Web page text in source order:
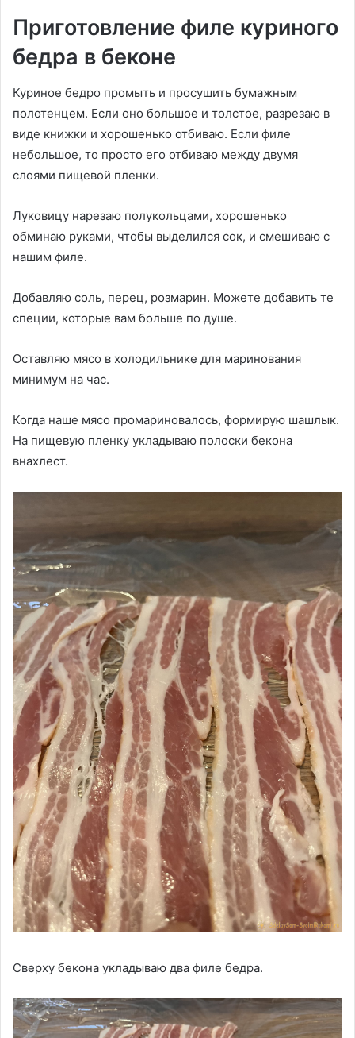
Приготовление филе куриного
бедра в беконе
Куриное бедро промыть и просушить бумажным
полотенцем. Если оно большое и толстое, разрезаю в
виде книжки и хорошенько отбиваю. Если филе
небольшое, то просто его отбиваю между двумя
слоями пищевой пленки.
Луковицу нарезаю полукольцами, хорошенько
обминаю руками, чтобы выделился сок, и смешиваю с
нашим филе.
Добавляю соль, перец, розмарин. Можете добавить те
специи, которые вам больше по душе.
Оставляю мясо в холодильнике для маринования
минимум на час.
Когда наше мясо промариновалось, формирую шашлык.
На пищевую пленку укладываю полоски бекона
внахлест.
Сверху бекона укладываю два филе бедра.